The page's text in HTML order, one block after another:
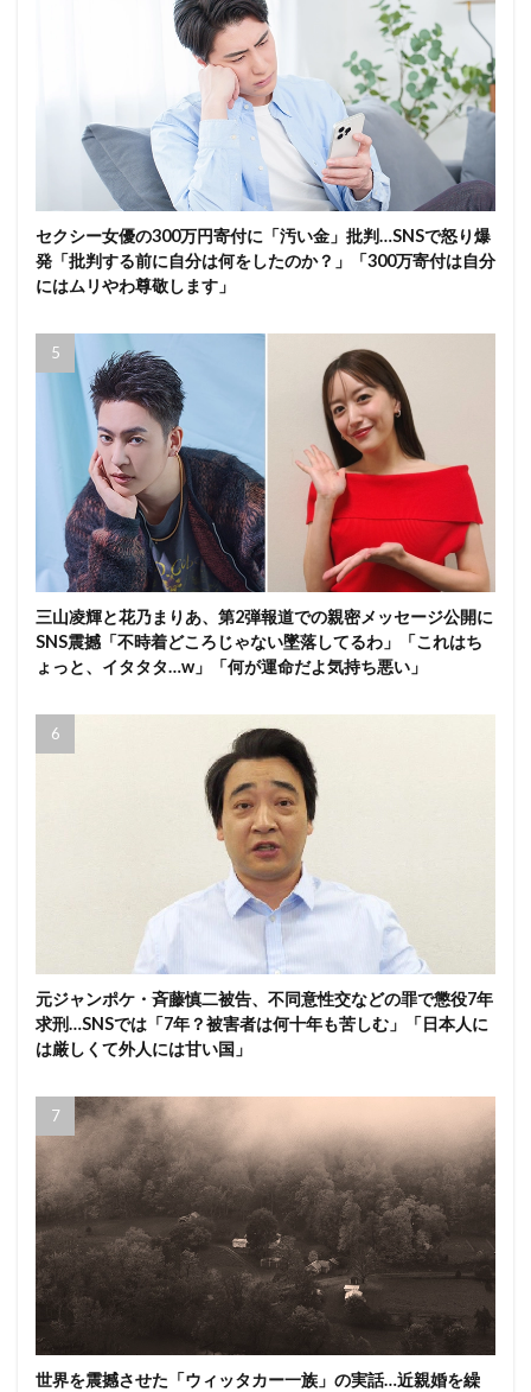
セクシー女優の300万円寄付に「汚い金」批判…SNSで怒り爆
発「批判する前に自分は何をしたのか？」「300万寄付は自分
にはムリやわ尊敬します」
三山凌輝と花乃まりあ、第2弾報道での親密メッセージ公開に
SNS震撼「不時着どころじゃない墜落してるわ」「これはち
ょっと、イタタタ…w」「何が運命だよ気持ち悪い」
元ジャンポケ・斉藤慎二被告、不同意性交などの罪で懲役7年
求刑…SNSでは「7年？被害者は何十年も苦しむ」「日本人に
は厳しくて外人には甘い国」
世界を震撼させた「ウィッタカー一族」の実話…近親婚を繰